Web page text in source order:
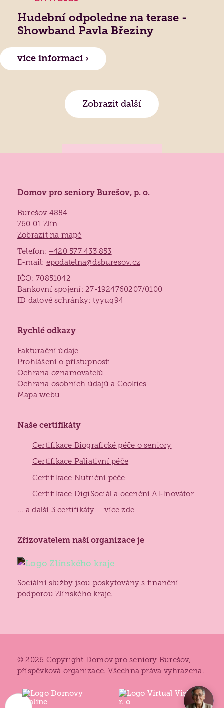
Hudební odpoledne na terase -
Showband Pavla Březiny
více informací ›
Zobrazit další
Domov pro seniory Burešov, p. o.
Burešov 4884
760 01 Zlín
Zobrazit na mapě
Telefon:+420 577 433 853
E-mail: epodatelna@dsburesov.cz
IČO: 70851042
Bankovní spojení: 27-1924760207/0100
ID datové schránky: tyyuq94
Rychlé odkazy
Fakturační údaje
Prohlášení o přístupnosti
Ochrana oznamovatelů
Ochrana osobních údajů a Cookies
Mapa webu
Naše certifikáty
Certifikace Biografické péče o seniory
Certifikace Paliativní péče
Certifikace Nutriční péče
Certifikace DigiSociál a ocenění AI‑Inovátor
... a další 3 certifikáty – více zde
Zřizovatelem naší organizace jeZlínský
Sociální služby jsou poskytovány s finanční
podporou Zlínského kraje.
© 2026 Copyright Domov pro seniory Burešov,
příspěvková organizace. Všechna práva vyhrazena.